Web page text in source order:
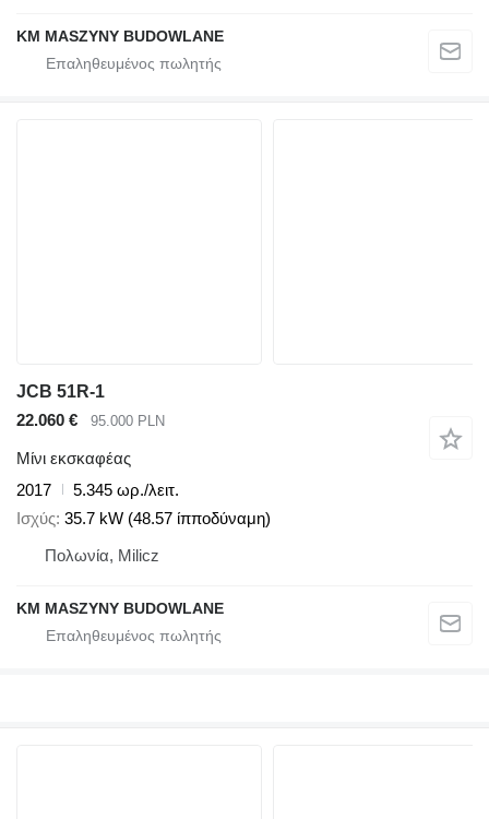
KM MASZYNY BUDOWLANE
JCB 51R-1
22.060 €
95.000 PLN
Μίνι εκσκαφέας
2017
5.345 ωρ./λειτ.
Ισχύς 35.7 kW (48.57 ίπποδύναμη)
Πολωνία, Milicz
KM MASZYNY BUDOWLANE